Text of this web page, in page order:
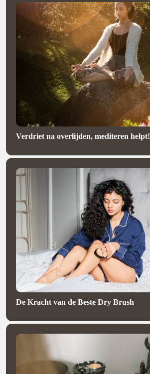
Verdriet na overlijden, mediteren helpt!
De Kracht van de Beste Dry Brush